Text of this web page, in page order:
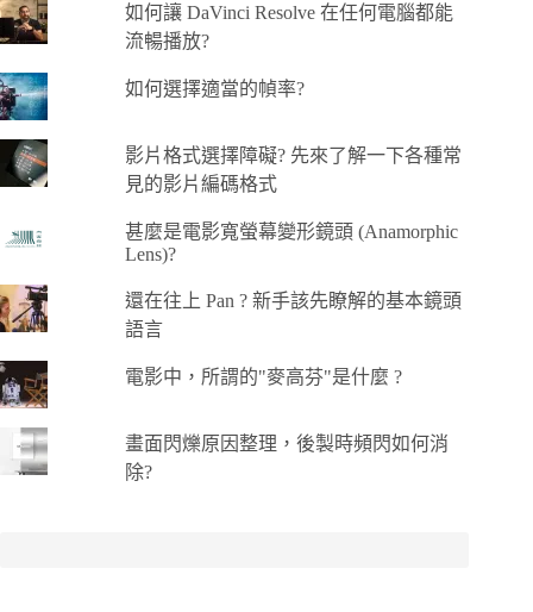
如何讓 DaVinci Resolve 在任何電腦都能
流暢播放?
如何選擇適當的幀率?
影片格式選擇障礙? 先來了解一下各種常
見的影片編碼格式
甚麼是電影寬螢幕變形鏡頭 (Anamorphic
Lens)?
還在往上 Pan ? 新手該先瞭解的基本鏡頭
語言
電影中，所謂的"麥高芬"是什麼 ?
畫面閃爍原因整理，後製時頻閃如何消
除?